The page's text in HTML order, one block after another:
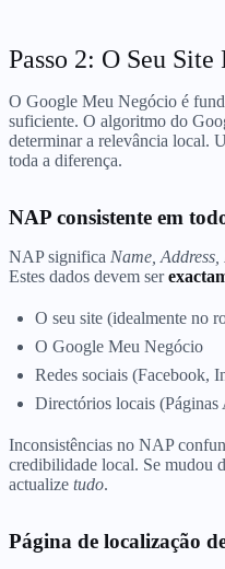
Passo 2: O Seu
O Google Meu Negócio é
suficiente. O algoritmo do
determinar a relevância local.
toda a diferença.
NAP consistente em
NAP significa Name, Address,
Estes dados devem ser
O seu site (idealmente no
O Google Meu Negócio
Redes sociais (Facebook,
Directórios locais
Inconsistências no NAP
credibilidade local. Se mudou
actualize tudo.
Página de localização